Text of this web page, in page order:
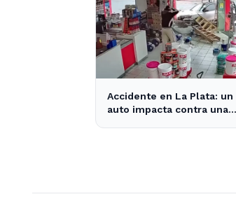
Accidente en La Plata: un
auto impacta contra una